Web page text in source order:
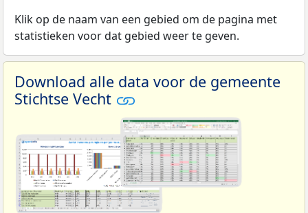
Klik op de naam van een gebied om de pagina met
statistieken voor dat gebied weer te geven.
Download alle data voor de gemeente
Stichtse Vecht